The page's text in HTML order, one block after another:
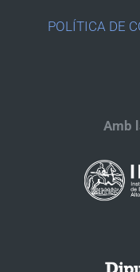
POLÍTICA DE
Amb